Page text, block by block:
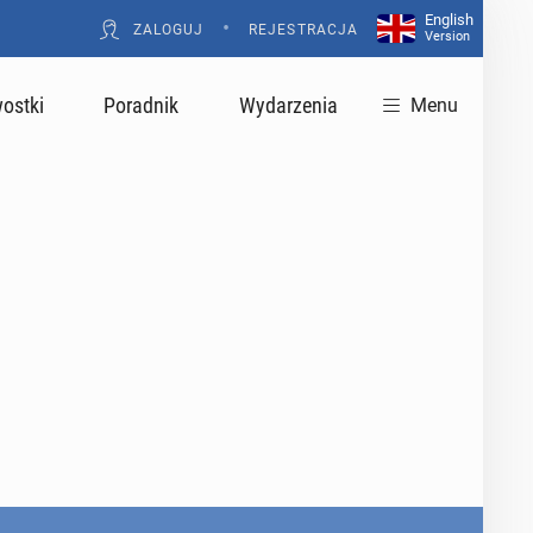
ZALOGUJ • REJESTRACJA
English
Version
Poradnik Wydarzenia Menu